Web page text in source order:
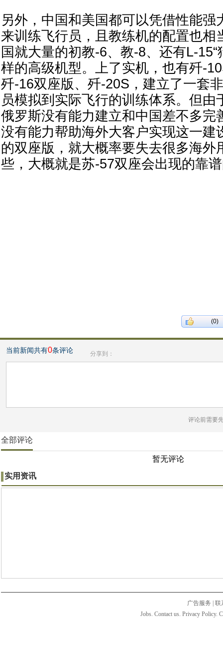
另外，中国和美国都可以凭借性能强
来训练飞行员，且教练机的配置也相
国就大量的初教-6、教-8、还有L-15“
样的高级机型。上了实机，也有歼-
歼-16双座版、歼-20S，建立了一套
员模拟到实际飞行的训练体系。但由
俄罗斯没有能力建立和中国差不多完
没有能力帮助海外大客户实现这一建
的双座版，就大概率要失去很多海外
些，大概就是苏-57双座会出现的靠
(0)
当前新闻共有0条评论 分享到：
评论前需要
全部评论
暂无评论
实用资讯
广告服务
联
Jobs. Contact us. Privacy Policy.